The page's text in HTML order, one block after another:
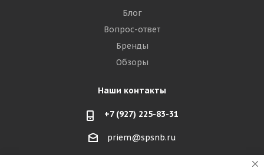
Блог
Вопрос-ответ
Бренды
Обзоры
Наши контакты
+7 (927) 225-83-31
priem@spsnb.ru